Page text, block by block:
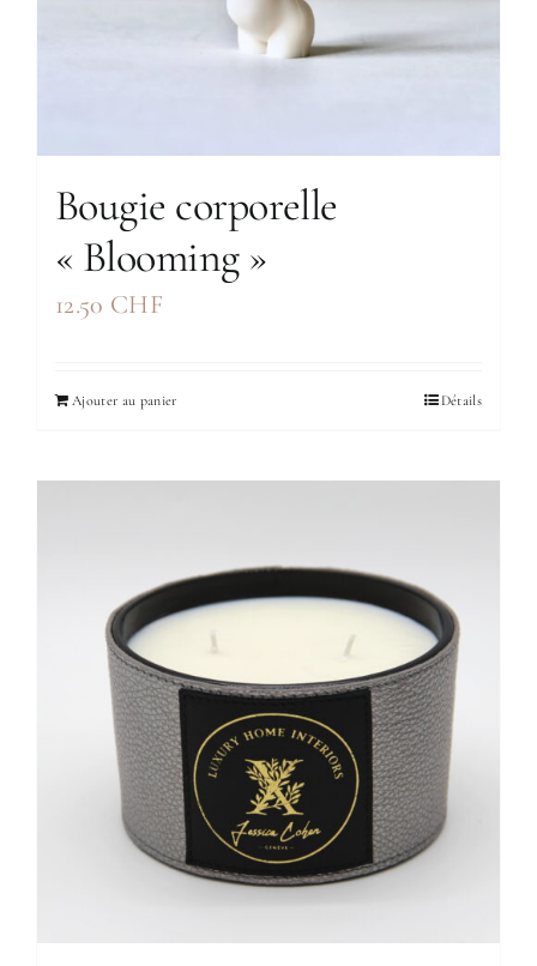
Bougie corporelle
« Blooming »
12.50 CHF
Ajouter au panier Détails